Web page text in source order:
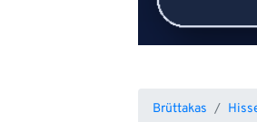
Brüttakas